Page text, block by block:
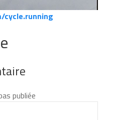
cycle.running
publiée